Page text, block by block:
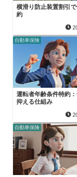
横滑り防止装置割引
約
自動車保険
運転者年齢条件特約
抑える仕組み
自動車保険